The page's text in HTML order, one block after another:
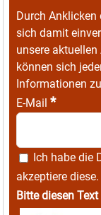
Durch Anklicken
sich damit
unsere
können sich
Informationen
E-Mail *
Ich habe die
akzeptiere diese.
Bitte diesen